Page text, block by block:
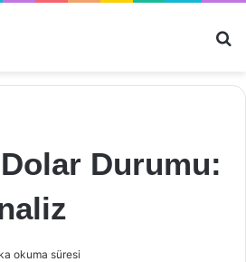
Durumu:
okuma süresi